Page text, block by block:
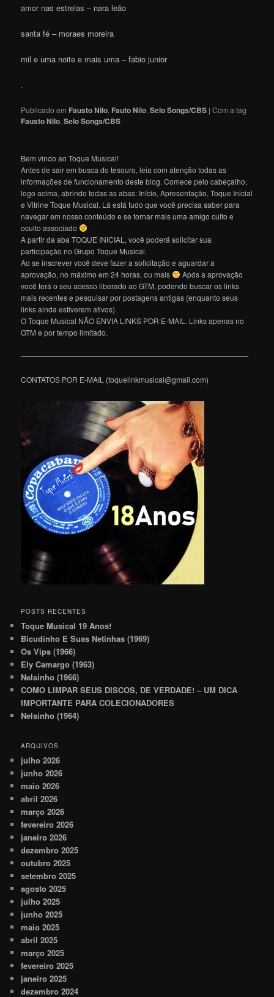
amor nas estrelas – nara leão
santa fé – moraes moreira
mil e uma noite e mais uma – fabio junior
.
Publicado em Fausto Nilo, Fauto Nilo,Selo Songs/CBS |Com a tag
Fausto Nilo,Selo Songs/CBS
Bem vindo ao Toque Musical!
Antes de sair em busca do tesouro, leia com atenção todas as
informações de funcionamento deste blog. Comece pelo cabeçalho,
logo acima, abrindo todas as abas: Início, Apresentação, Toque Inicial
e Vitrine Toque Musical. Lá está tudo que você precisa saber para
navegar em nosso conteúdo e se tornar mais uma amigo culto e
oculto associado
A partir da aba TOQUE INICIAL, você poderá solicitar sua
participação no Grupo Toque Musical.
Ao se inscrever você deve fazer a solicitação e aguardar a
aprovação, no máximo em 24 horas, ou mais
Após a aprovação
você terá o seu acesso liberado ao GTM, podendo buscar os links
mais recentes e pesquisar por postagens antigas (enquanto seus
links ainda estiverem ativos).
O Toque Musical NÃO ENVIA LINKS POR E-MAIL. Links apenas no
GTM e por tempo limitado.
———————————————————————————————
CONTATOS POR E-MAIL (toquelinkmusical@gmail.com)
POSTS RECENTES
Toque Musical 19 Anos!
Bicudinho E Suas Netinhas (1969)
Os Vips (1966)
Ely Camargo (1963)
Nelsinho (1966)
COMO LIMPAR SEUS DISCOS, DE VERDADE! – UM DICA
IMPORTANTE PARA COLECIONADORES
Nelsinho (1964)
ARQUIVOS
julho 2026
junho 2026
maio 2026
abril 2026
março 2026
fevereiro 2026
janeiro 2026
dezembro 2025
outubro 2025
setembro 2025
agosto 2025
julho 2025
junho 2025
maio 2025
abril 2025
março 2025
fevereiro 2025
janeiro 2025
dezembro 2024